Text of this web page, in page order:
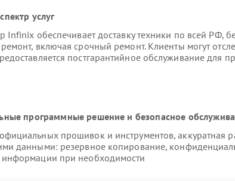
услуг
Infinix обеспечивает доставку техники по всей РФ,
включая срочный ремонт. Клиенты могут
постгарантийное обслуживание для
программные решение и безопасное
прошивок и инструментов, аккуратная
данными: резервное копирование,
информации при необходимости